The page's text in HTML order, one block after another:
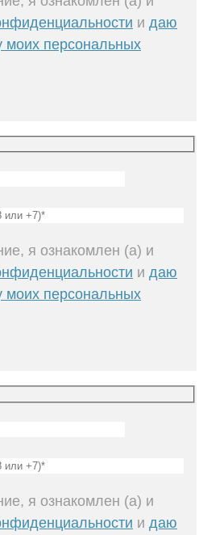
и даю
моих персональных
я ознакомлен (а) и
и даю
моих персональных
я ознакомлен (а) и
и даю